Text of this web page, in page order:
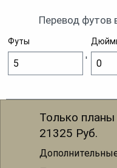
Перевод футов
Футы
'
Только
21325 Руб.